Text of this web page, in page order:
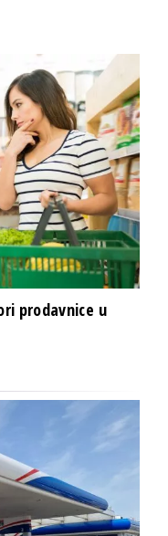
prodavnice u